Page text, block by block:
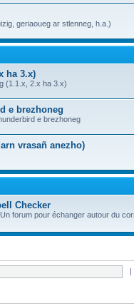
geriaoueg ar stlenneg, h.a.)
ha 3.x)
(1.1.x, 2.x ha 3.x)
e brezhoneg
e brezhoneg
vrasañ anezho)
Checker
forum pour échanger autour du
|